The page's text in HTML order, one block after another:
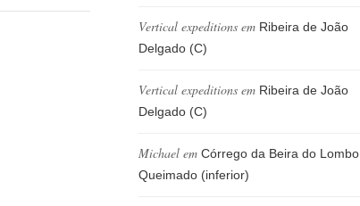
Vertical expeditions em Ribeira de João
Delgado (C)
Vertical expeditions em Ribeira de João
Delgado (C)
Michael em Córrego da Beira do Lombo
Queimado (inferior)